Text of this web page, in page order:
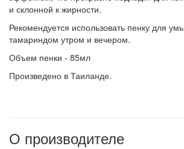
и склонной к жирности.
Рекомендуется использовать пенку для
тамариндом утром и вечером.
Объем пенки - 85мл
Произведено в Таиланде.
О производителе